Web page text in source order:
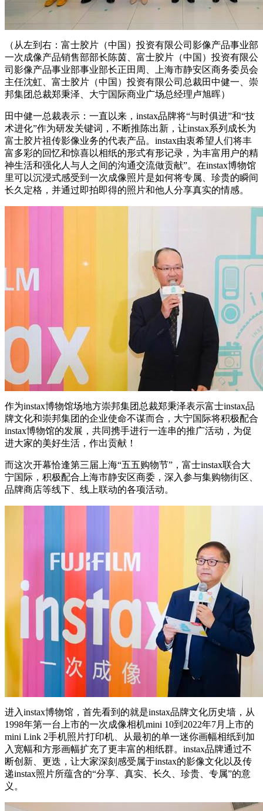
（从左到右：富士胶片（中国）投资有限公司影像产品事业部
一次成像产品销售部部长陈茵、富士胶片（中国）投资有限公
司影像产品事业部事业部长正田周、上海市静安区商务委员会
主任沈虹、富士胶片（中国）投资有限公司总裁田中健一、崇
邦集团总裁郑秉泽、大宁国际商业广场总经理卢旭晖）
田中健一总裁表示：一直以来，instax品牌将“与时俱进”和“技
术进化”作为研发关键词，不断推陈出新，让instax系列成长为
富士胶片祖传影像业务的代表产品。instax由衷希望人们将丰
富多彩的回忆和惊喜以相纸的形式有形记录，为丰富用户的精
神生活和强化人与人之间的沟通交流做贡献”。在instax博物馆
里可以沉浸式感受到一次成像照片是如何将专属、珍贵的瞬间
长久定格，并通过即拍即得的照片和他人分享真实的情感。
作为instax博物馆场地方崇邦集团总裁郑秉泽表示富士instax品
牌文化和崇邦集团的企业使命不谋而合，大宁国际将积极配合
instax博物馆的发展，共同携手进行一连串的推广活动，为促
进大家的美好生活，作出贡献！
而这次开幕恰逢第三届上海“五五购物节”，富士instax联合大
宁国际，积极配合上海市静安区商委，深入参与集购物街区、
品牌商店等线下、线上联动的各项活动。
进入instax博物馆，首先看到的就是instax品牌文化历史墙，从
1998年第一台上市的一次成像相机mini 10到2022年7月上市的
mini Link 2手机照片打印机、从最初的单一迷你画幅相纸到加
入宽幅和方形画幅扩充了更丰富的相纸群。instax品牌通过不
断创新、更迭，让大家深刻感受属于instax的影像文化以及传
递instax照片所蕴含的“分享、真实、长久、珍贵、专属”的意
义。